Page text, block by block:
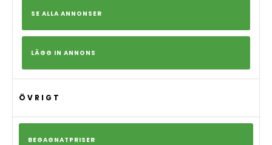
SE ALLA ANNONSER
LÄGG IN ANNONS
ÖVRIGT
BEGAGNATPRISER